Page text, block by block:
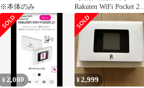
※本体のみ
Rakuten WiFi Pocket 2C
モバイルルーター
¥2,000 ¥2,999